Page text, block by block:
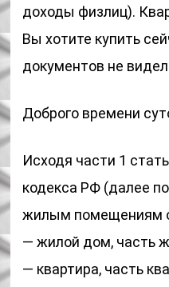
доходы физлиц).
Вы хотите купить
документов не
Доброго времени
Исходя части 1
кодекса РФ (далее
жилым помещениям
— жилой дом, часть
— квартира, часть